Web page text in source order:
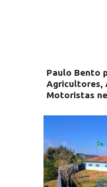
Paulo Bento
Agricultores,
Motoristas